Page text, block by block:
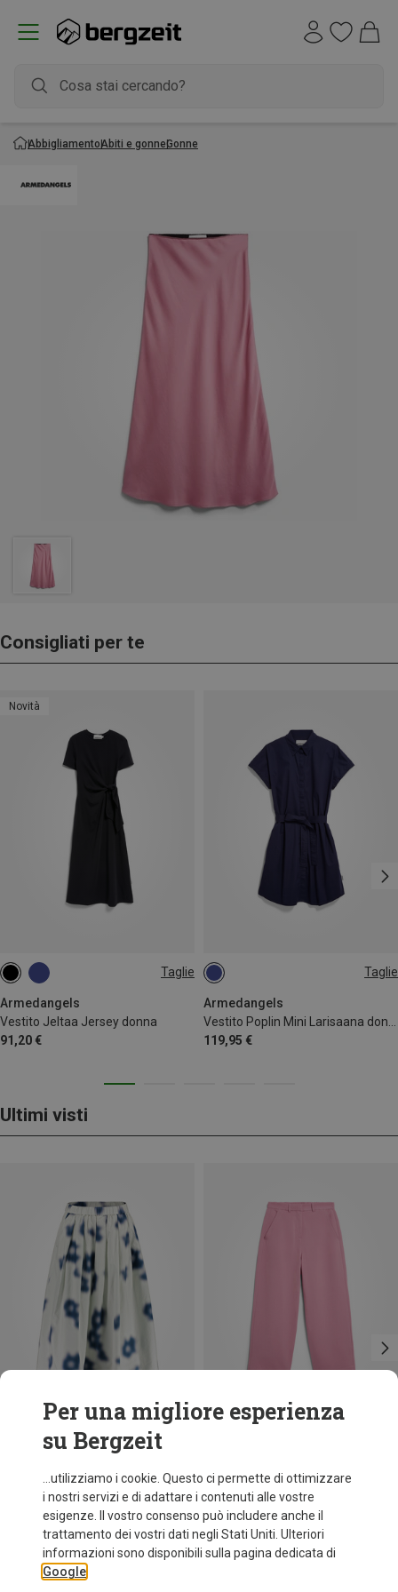
AbbigliamentoAbiti e gonneGonne
Consigliati per te
Novità
Taglie
Armedangels
Vestito Jeltaa Jersey donna
91,20 €
XS M Taglie
Armedangels
119,95 €
S
Ultimi visti
Taglie
Gonna SmedrikM. donna
112,70 €
S
Per una migliore esperienza
su Bergzeit
...utilizziamo i cookie. Questo ci permette di ottimizzare
i nostri servizi e di adattare i contenuti alle vostre
esigenze. Il vostro consenso può includere anche il
trattamento dei vostri dati negli Stati Uniti. Ulteriori
informazioni sono disponibili sulla pagina dedicata di
Google